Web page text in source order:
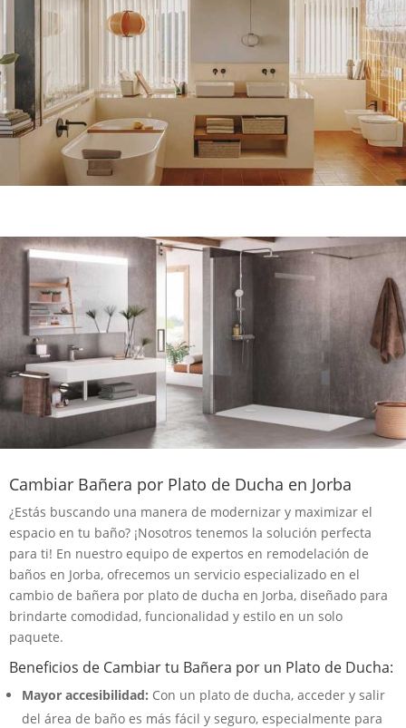
Cambiar Bañera por Plato de Ducha en Jorba
¿Estás buscando una manera de modernizar y maximizar el
espacio en tu baño? ¡Nosotros tenemos la solución perfecta
para ti! En nuestro equipo de expertos en remodelación de
baños en Jorba, ofrecemos un servicio especializado en el
cambio de bañera por plato de ducha en Jorba, diseñado para
brindarte comodidad, funcionalidad y estilo en un solo
paquete.
Beneficios de Cambiar tu Bañera por un Plato de Ducha:
Mayor accesibilidad: Con un plato de ducha, acceder y salir
del área de baño es más fácil y seguro, especialmente para